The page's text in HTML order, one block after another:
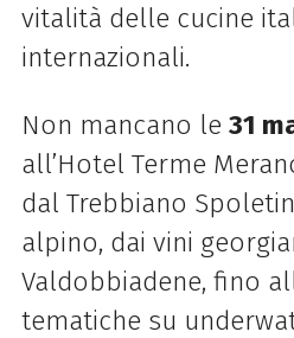
vitalità delle cucine
internazionali.
Non mancano le 31
all’Hotel Terme
dal Trebbiano
alpino, dai vini
Valdobbiadene, fino
tematiche su